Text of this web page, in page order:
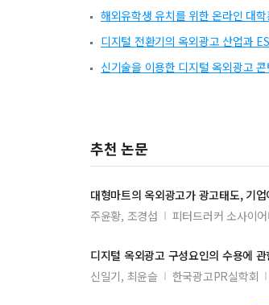
해외유학생 유치를 위한 온라인 대
디지털 전환기의 옥외광고 산업과
신기술을 이용한 디지털 옥외광고
추천 논문
대형마트의옥외광고가 광고태도, 기
주윤황, 조경섭 피터드러커 소사이어
디지털 옥외광고구성요인의 수용에 관
신일기, 최윤슬 한국광고PR실학회